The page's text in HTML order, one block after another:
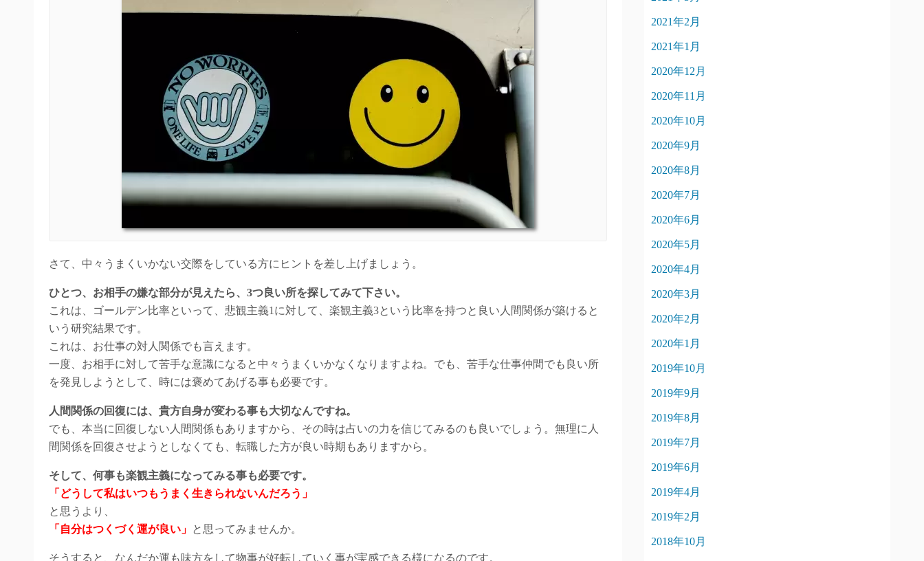
さて、中々うまくいかない交際をしている方にヒントを差し上げましょう。
ひとつ、お相手の嫌な部分が見えたら、3つ良い所を探してみて下さい。
これは、ゴールデン比率といって、悲観主義1に対して、楽観主義3という比率を持つと良い人間関係が築けると
いう研究結果です。
これは、お仕事の対人関係でも言えます。
一度、お相手に対して苦手な意識になると中々うまくいかなくなりますよね。でも、苦手な仕事仲間でも良い所
を発見しようとして、時には褒めてあげる事も必要です。
人間関係の回復には、貴方自身が変わる事も大切なんですね。
でも、本当に回復しない人間関係もありますから、その時は占いの力を信じてみるのも良いでしょう。無理に人
間関係を回復させようとしなくても、転職した方が良い時期もありますから。
そして、何事も楽観主義になってみる事も必要です。
「どうして私はいつもうまく生きられないんだろう」
と思うより、
「自分はつくづく運が良い」 と思ってみませんか。
そうすると、なんだか運も味方をして物事が好転していく事が実感できる様になるのです。
2021年2月
2021年1月
2020年12月
2020年11月
2020年10月
2020年9月
2020年8月
2020年7月
2020年6月
2020年5月
2020年4月
2020年3月
2020年2月
2020年1月
2019年10月
2019年9月
2019年8月
2019年7月
2019年6月
2019年4月
2019年2月
2018年10月